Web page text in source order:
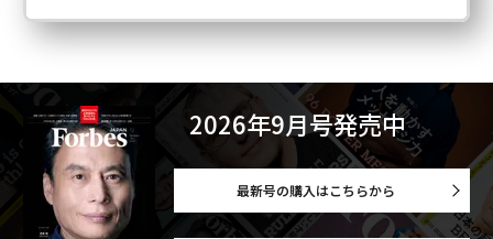
2026年9月号発売中
最新号の購入はこちらから